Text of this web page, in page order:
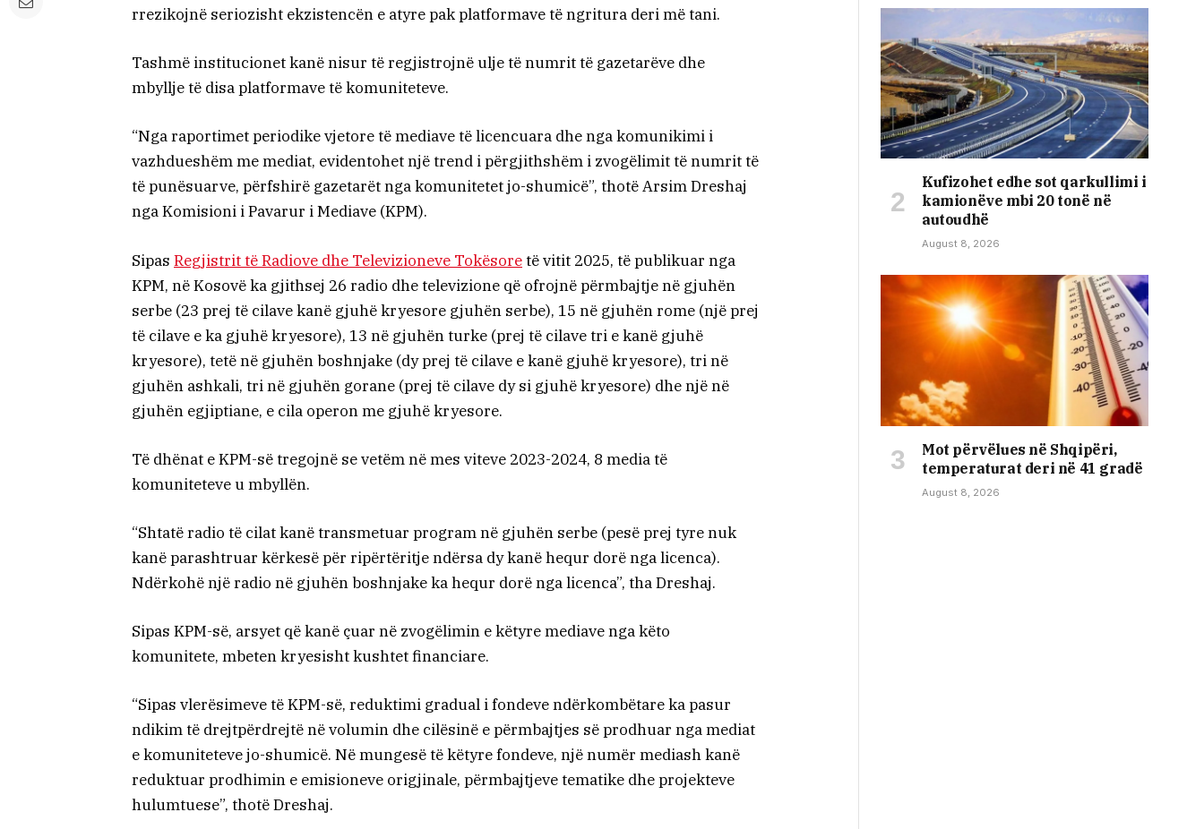
rrezikojnë seriozisht ekzistencën e atyre pak platformave të ngritura deri më tani.
Tashmë institucionet kanë nisur të regjistrojnë ulje të numrit të gazetarëve dhe
mbyllje të disa platformave të komuniteteve.
“Nga raportimet periodike vjetore të mediave të licencuara dhe nga komunikimi i
vazhdueshëm me mediat, evidentohet një trend i përgjithshëm i zvogëlimit të numrit të
të punësuarve, përfshirë gazetarët nga komunitetet jo-shumicë”, thotë Arsim Dreshaj
nga Komisioni i Pavarur i Mediave (KPM).
Sipas Regjistrit të Radiove dhe Televizioneve Tokësoretë vitit 2025, të publikuar nga
KPM, në Kosovë ka gjithsej 26 radio dhe televizione që ofrojnë përmbajtje në gjuhën
serbe (23 prej të cilave kanë gjuhë kryesore gjuhën serbe), 15 në gjuhën rome (një prej
të cilave e ka gjuhë kryesore), 13 në gjuhën turke (prej të cilave tri e kanë gjuhë
kryesore), tetë në gjuhën boshnjake (dy prej të cilave e kanë gjuhë kryesore), tri në
gjuhën ashkali, tri në gjuhën gorane (prej të cilave dy si gjuhë kryesore) dhe një në
gjuhën egjiptiane, e cila operon me gjuhë kryesore.
Të dhënat e KPM-së tregojnë se vetëm në mes viteve 2023-2024, 8 media të
komuniteteve u mbyllën.
“Shtatë radio të cilat kanë transmetuar program në gjuhën serbe (pesë prej tyre nuk
kanë parashtruar kërkesë për ripërtëritje ndërsa dy kanë hequr dorë nga licenca).
Ndërkohë një radio në gjuhën boshnjake ka hequr dorë nga licenca”, tha Dreshaj.
Sipas KPM-së, arsyet që kanë çuar në zvogëlimin e këtyre mediave nga këto
komunitete, mbeten kryesisht kushtet financiare.
“Sipas vlerësimeve të KPM-së, reduktimi gradual i fondeve ndërkombëtare ka pasur
ndikim të drejtpërdrejtë në volumin dhe cilësinë e përmbajtjes së prodhuar nga mediat
e komuniteteve jo-shumicë. Në mungesë të këtyre fondeve, një numër mediash kanë
reduktuar prodhimin e emisioneve origjinale, përmbajtjeve tematike dhe projekteve
hulumtuese”, thotë Dreshaj.
Kufizohet edhe sot qarkullimi i
kamionëve mbi 20 tonë në
autoudhë
August 8, 2026
Mot përvëlues në Shqipëri,
temperaturat deri në 41 gradë
August 8, 2026